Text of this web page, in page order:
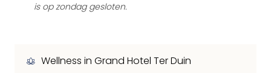
is op zondag gesloten.
Wellness in Grand Hotel Ter Duin